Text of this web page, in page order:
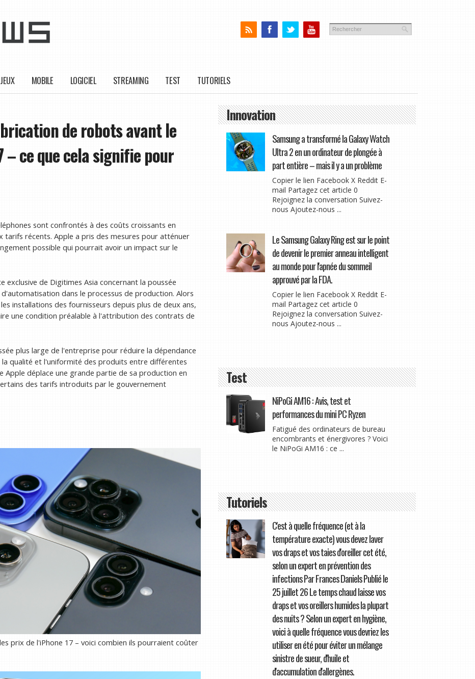
JEUX MOBILE LOGICIEL STREAMING TEST TUTORIELS
de robots avant le
– ce que cela signifie pour
sont confrontés à des coûts croissants en
récents. Apple a pris des mesures pour atténuer
possible qui pourrait avoir un impact sur le
de Digitimes Asia concernant la poussée
dans le processus de production. Alors
installations des fournisseurs depuis plus de deux ans,
une condition préalable à l'attribution des contrats de
plus large de l'entreprise pour réduire la dépendance
qualité et l'uniformité des produits entre différentes
Apple déplace une grande partie de sa production en
des tarifs introduits par le gouvernement
prix de l'iPhone 17 – voici combien ils pourraient coûter
Innovation
Samsung a transformé la Galaxy Watch
Ultra 2 en un ordinateur de plongée à
part entière – mais il y a un problème
Copier le lien Facebook X Reddit E-
mail Partagez cet article 0
Rejoignez la conversation Suivez-
nous Ajoutez-nous ...
Le Samsung Galaxy Ring est sur le point
de devenir le premier anneau intelligent
au monde pour l'apnée du sommeil
approuvé par la FDA.
Copier le lien Facebook X Reddit E-
mail Partagez cet article 0
Rejoignez la conversation Suivez-
nous Ajoutez-nous ...
Test
NiPoGi AM16 : Avis, test et
performances du mini PC Ryzen
Fatigué des ordinateurs de bureau
encombrants et énergivores ? Voici
le NiPoGi AM16 : ce ...
Tutoriels
C'est à quelle fréquence (et à la
température exacte) vous devez laver
vos draps et vos taies d'oreiller cet été,
selon un expert en prévention des
infections Par Frances Daniels Publié le
25 juillet 26 Le temps chaud laisse vos
draps et vos oreillers humides la plupart
des nuits ? Selon un expert en hygiène,
voici à quelle fréquence vous devriez les
utiliser en été pour éviter un mélange
sinistre de sueur, d'huile et
d'accumulation d'allergènes.